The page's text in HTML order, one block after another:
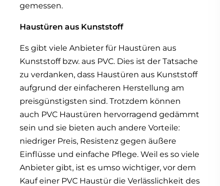
gemessen.
Haustüren aus Kunststoff
Es gibt viele Anbieter für Haustüren aus
Kunststoff bzw. aus PVC. Dies ist der Tatsache
zu verdanken, dass Haustüren aus Kunststoff
aufgrund der einfacheren Herstellung am
preisgünstigsten sind. Trotzdem können
auch PVC Haustüren hervorragend gedämmt
sein und sie bieten auch andere Vorteile:
niedriger Preis, Resistenz gegen äußere
Einflüsse und einfache Pflege. Weil es so viele
Anbieter gibt, ist es umso wichtiger, vor dem
Kauf einer PVC Haustür die Verlässlichkeit des